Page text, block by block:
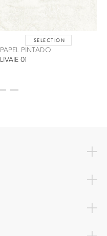
SELECTION
PAPEL PINTADO
LIVAIE 01